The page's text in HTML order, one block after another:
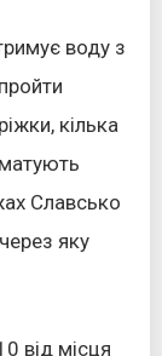
воду з
кілька
Славсько
яку
від місця